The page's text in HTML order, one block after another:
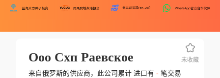
Ооо Схп Раевское
来自俄罗斯的供应商，此公司累计 进口有 -笔交易
未收藏